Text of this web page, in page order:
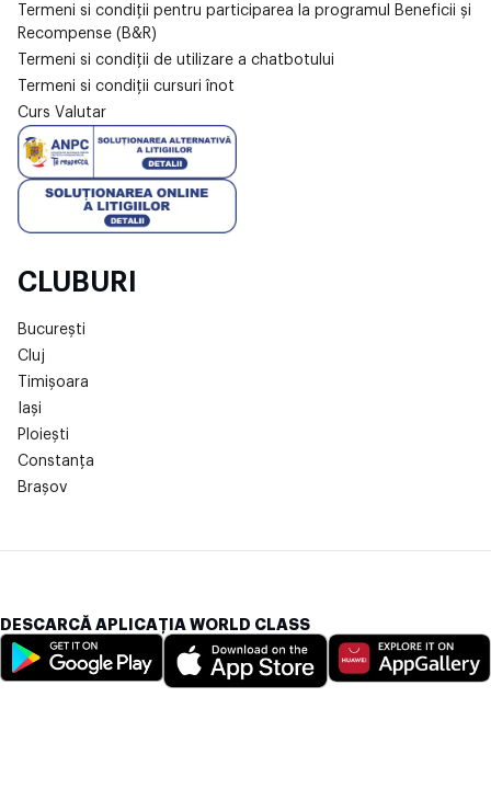
Termeni si condiții pentru participarea la programul Beneficii și
Recompense (B&R)
Termeni si condiții de utilizare a chatbotului
Termeni si condiții cursuri înot
Curs Valutar
CLUBURI
București
Cluj
Timișoara
Iași
Ploiești
Constanța
Brașov
DESCARCĂ APLICAȚIA WORLD CLASS